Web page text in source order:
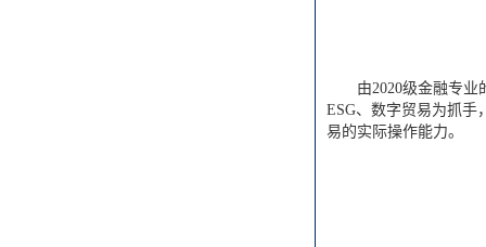
由2020级金融专
ESG、数字贸易为抓
易的实际操作能力。